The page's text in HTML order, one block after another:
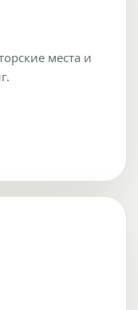
места и